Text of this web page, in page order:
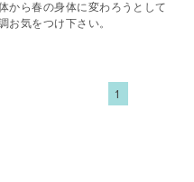
から春の身体に変わろうとして
お気をつけ下さい。
1